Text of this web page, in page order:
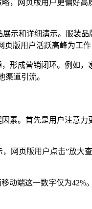
，网页版用户更偏好
和详细演示。服装
版用户活跃高峰为工作
形成营销闭环。例如
渠道引流。
素。首先是用户注意
网页版用户点击”放
端这一数字仅为42%